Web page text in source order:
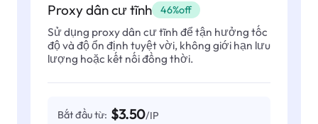
Proxy dân cư tĩnh 46%off
Sử dụng proxy dân cư tĩnh để tận hưởng tốc
độ và độ ổn định tuyệt vời, không giới hạn lưu
lượng hoặc kết nối đồng thời.
Bắt đầu từ: $3.50/IP